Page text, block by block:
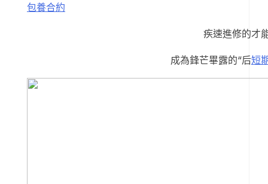
包養合約
疾速進修的才
成為鋒芒畢露的“后短